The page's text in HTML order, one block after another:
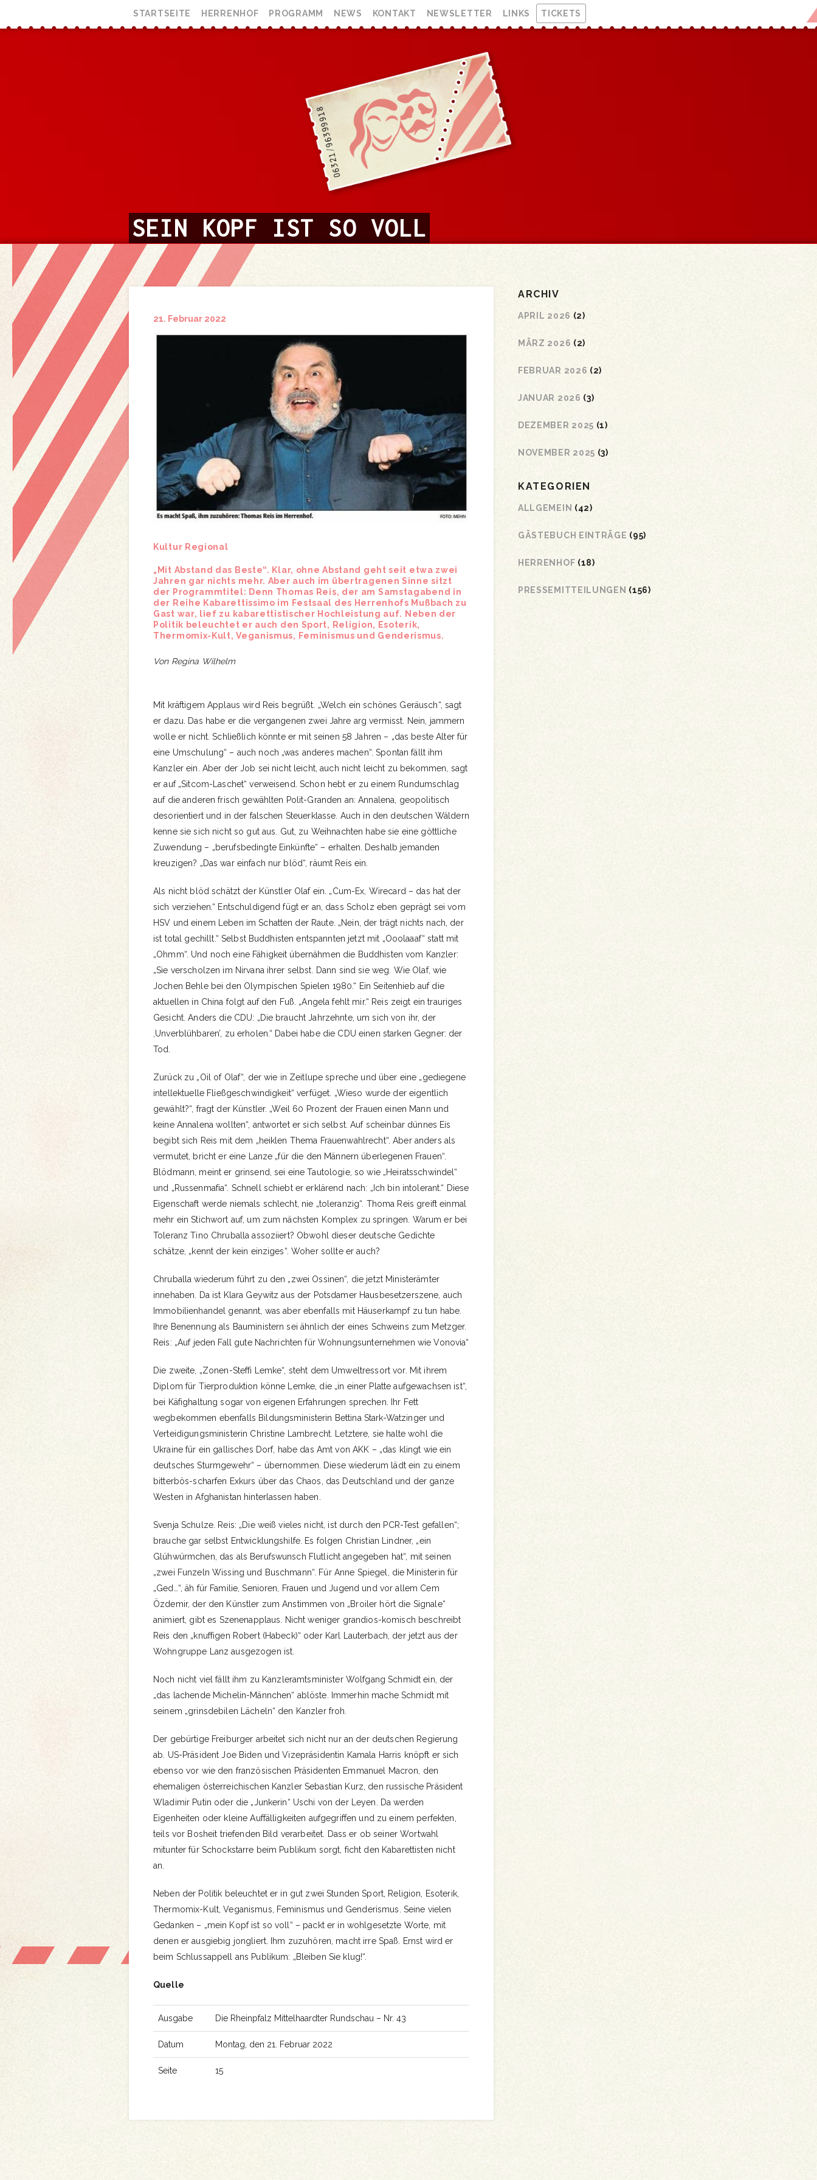
STARTSEITE HERRENHOF PROGRAMM NEWS KONTAKT NEWSLETTER LINKS TICKETS
SEIN KOPF IST SO VOLL
21. Februar 2022
Kultur Regional
„Mit Abstand das Beste“. Klar, ohne Abstand geht seit etwa zwei
Jahren gar nichts mehr. Aber auch im übertragenen Sinne sitzt
der Programmtitel: Denn Thomas Reis, der am Samstagabend in
der Reihe Kabarettissimo im Festsaal des Herrenhofs Mußbach zu
Gast war, lief zu kabarettistischer Hochleistung auf. Neben der
Politik beleuchtet er auch den Sport, Religion, Esoterik,
Thermomix-Kult, Veganismus, Feminismus und Genderismus.
Von Regina Wilhelm
Mit kräftigem Applaus wird Reis begrüßt. „Welch ein schönes Geräusch“, sagt
er dazu. Das habe er die vergangenen zwei Jahre arg vermisst. Nein, jammern
wolle er nicht. Schließlich könnte er mit seinen 58 Jahren – „das beste Alter für
eine Umschulung“ – auch noch „was anderes machen“. Spontan fällt ihm
Kanzler ein. Aber der Job sei nicht leicht, auch nicht leicht zu bekommen, sagt
er auf „Sitcom-Laschet“ verweisend. Schon hebt er zu einem Rundumschlag
auf die anderen frisch gewählten Polit-Granden an: Annalena, geopolitisch
desorientiert und in der falschen Steuerklasse. Auch in den deutschen Wäldern
kenne sie sich nicht so gut aus. Gut, zu Weihnachten habe sie eine göttliche
Zuwendung – „berufsbedingte Einkünfte“ – erhalten. Deshalb jemanden
kreuzigen? „Das war einfach nur blöd“, räumt Reis ein.
Als nicht blöd schätzt der Künstler Olaf ein. „Cum-Ex, Wirecard – das hat der
sich verziehen.“ Entschuldigend fügt er an, dass Scholz eben geprägt sei vom
HSV und einem Leben im Schatten der Raute. „Nein, der trägt nichts nach, der
ist total gechillt.“ Selbst Buddhisten entspannten jetzt mit „Ooolaaaf“ statt mit
„Ohmm“. Und noch eine Fähigkeit übernähmen die Buddhisten vom Kanzler:
„Sie verscholzen im Nirvana ihrer selbst. Dann sind sie weg. Wie Olaf, wie
Jochen Behle bei den Olympischen Spielen 1980.“ Ein Seitenhieb auf die
aktuellen in China folgt auf den Fuß. „Angela fehlt mir.“ Reis zeigt ein trauriges
Gesicht. Anders die CDU: „Die braucht Jahrzehnte, um sich von ihr, der
,Unverblühbaren’, zu erholen.“ Dabei habe die CDU einen starken Gegner: der
Tod.
Zurück zu „Oil of Olaf“, der wie in Zeitlupe spreche und über eine „gediegene
intellektuelle Fließgeschwindigkeit“ verfüget. „Wieso wurde der eigentlich
gewählt?“, fragt der Künstler. „Weil 60 Prozent der Frauen einen Mann und
keine Annalena wollten“, antwortet er sich selbst. Auf scheinbar dünnes Eis
begibt sich Reis mit dem „heiklen Thema Frauenwahlrecht“. Aber anders als
vermutet, bricht er eine Lanze „für die den Männern überlegenen Frauen“.
Blödmann, meint er grinsend, sei eine Tautologie, so wie „Heiratsschwindel“
und „Russenmafia“. Schnell schiebt er erklärend nach: „Ich bin intolerant.“ Diese
Eigenschaft werde niemals schlecht, nie „toleranzig“. Thoma Reis greift einmal
mehr ein Stichwort auf, um zum nächsten Komplex zu springen. Warum er bei
Toleranz Tino Chruballa assoziiert? Obwohl dieser deutsche Gedichte
schätze, „kennt der kein einziges“. Woher sollte er auch?
Chruballa wiederum führt zu den „zwei Ossinen“, die jetzt Ministerämter
innehaben. Da ist Klara Geywitz aus der Potsdamer Hausbesetzerszene, auch
Immobilienhandel genannt, was aber ebenfalls mit Häuserkampf zu tun habe.
Ihre Benennung als Bauministern sei ähnlich der eines Schweins zum Metzger.
Reis: „Auf jeden Fall gute Nachrichten für Wohnungsunternehmen wie Vonovia“
Die zweite, „Zonen-Steffi Lemke“, steht dem Umweltressort vor. Mit ihrem
Diplom für Tierproduktion könne Lemke, die „in einer Platte aufgewachsen ist“,
bei Käfighaltung sogar von eigenen Erfahrungen sprechen. Ihr Fett
wegbekommen ebenfalls Bildungsministerin Bettina Stark-Watzinger und
Verteidigungsministerin Christine Lambrecht. Letztere, sie halte wohl die
Ukraine für ein gallisches Dorf, habe das Amt von AKK – „das klingt wie ein
deutsches Sturmgewehr“ – übernommen. Diese wiederum lädt ein zu einem
bitterbös-scharfen Exkurs über das Chaos, das Deutschland und der ganze
Westen in Afghanistan hinterlassen haben.
Svenja Schulze. Reis: „Die weiß vieles nicht, ist durch den PCR-Test gefallen“;
brauche gar selbst Entwicklungshilfe. Es folgen Christian Lindner, „ein
Glühwürmchen, das als Berufswunsch Flutlicht angegeben hat“, mit seinen
„zwei Funzeln Wissing und Buschmann“. Für Anne Spiegel, die Ministerin für
„Ged…“, äh für Familie, Senioren, Frauen und Jugend und vor allem Cem
Özdemir, der den Künstler zum Anstimmen von „Broiler hört die Signale“
animiert, gibt es Szenenapplaus. Nicht weniger grandios-komisch beschreibt
Reis den „knuffigen Robert (Habeck)“ oder Karl Lauterbach, der jetzt aus der
Wohngruppe Lanz ausgezogen ist.
Noch nicht viel fällt ihm zu Kanzleramtsminister Wolfgang Schmidt ein, der
„das lachende Michelin-Männchen“ ablöste. Immerhin mache Schmidt mit
seinem „grinsdebilen Lächeln“ den Kanzler froh.
Der gebürtige Freiburger arbeitet sich nicht nur an der deutschen Regierung
ab. US-Präsident Joe Biden und Vizepräsidentin Kamala Harris knöpft er sich
ebenso vor wie den französischen Präsidenten Emmanuel Macron, den
ehemaligen österreichischen Kanzler Sebastian Kurz, den russische Präsident
Wladimir Putin oder die „Junkerin“ Uschi von der Leyen. Da werden
Eigenheiten oder kleine Auffälligkeiten aufgegriffen und zu einem perfekten,
teils vor Bosheit triefenden Bild verarbeitet. Dass er ob seiner Wortwahl
mitunter für Schockstarre beim Publikum sorgt, ficht den Kabarettisten nicht
an.
Neben der Politik beleuchtet er in gut zwei Stunden Sport, Religion, Esoterik,
Thermomix-Kult, Veganismus, Feminismus und Genderismus. Seine vielen
Gedanken – „mein Kopf ist so voll“ – packt er in wohlgesetzte Worte, mit
denen er ausgiebig jongliert. Ihm zuzuhören, macht irre Spaß. Ernst wird er
beim Schlussappell ans Publikum: „Bleiben Sie klug!“.
Quelle
Ausgabe Die Rheinpfalz Mittelhaardter Rundschau – Nr. 43
Datum Montag, den 21. Februar 2022
Seite 15
ARCHIV
APRIL 2026 (2)
MÄRZ 2026 (2)
FEBRUAR 2026 (2)
JANUAR 2026 (3)
DEZEMBER 2025 (1)
NOVEMBER 2025 (3)
KATEGORIEN
ALLGEMEIN (42)
GÄSTEBUCH EINTRÄGE (95)
HERRENHOF (18)
PRESSEMITTEILUNGEN (156)